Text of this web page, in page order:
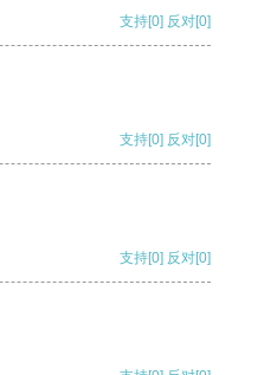
支持[0] 反对[0]
支持[0] 反对[0]
支持[0] 反对[0]